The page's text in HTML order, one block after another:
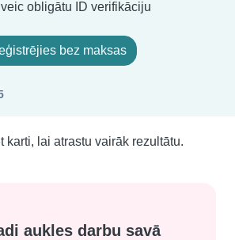
obligātu ID verifikāciju
bez maksas
karti, lai atrastu vairāk rezultātu.
aukles darbu savā